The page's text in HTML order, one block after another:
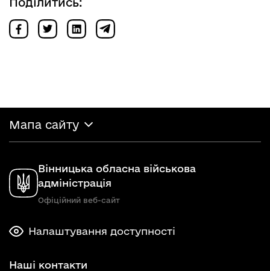
Мапа сайту
Вінницька обласна військова
адміністрація
Офіційний веб-сайт
Налаштування доступності
Наші контакти